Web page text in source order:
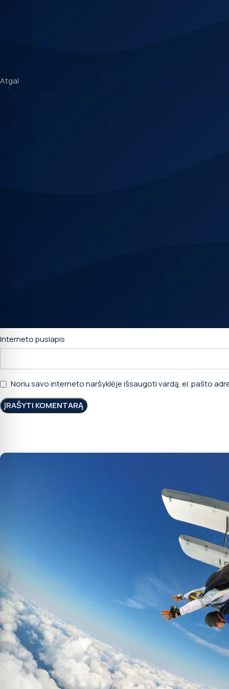
Atgal
Interneto puslapis
Noriu savo interneto naršyklėje išsaugoti vardą, el. pašto